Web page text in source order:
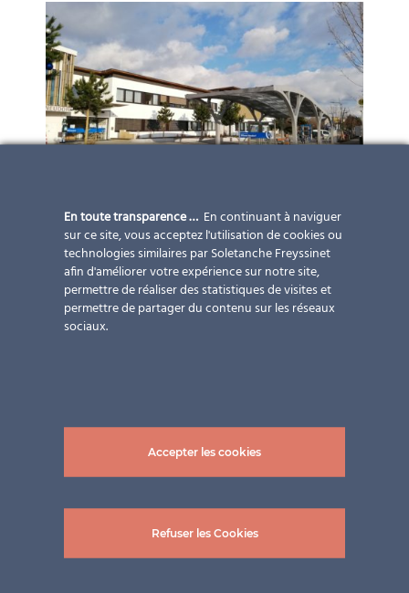
En toute transparence … En continuant à naviguer
sur ce site, vous acceptez l'utilisation de cookies ou
technologies similaires par Soletanche Freyssinet
afin d'améliorer votre expérience sur notre site,
permettre de réaliser des statistiques de visites et
permettre de partager du contenu sur les réseaux
sociaux.
Accepter les cookies
Refuser les Cookies